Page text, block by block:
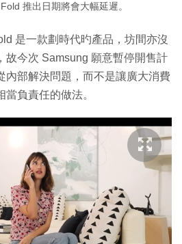
推出日期將會大幅延遲。
是一款劃時代旳產品，坊間亦沒
故今次 Samsung 願意暫停開售計
內部解決問題，而不是讓廣大消費
負責任的做法。